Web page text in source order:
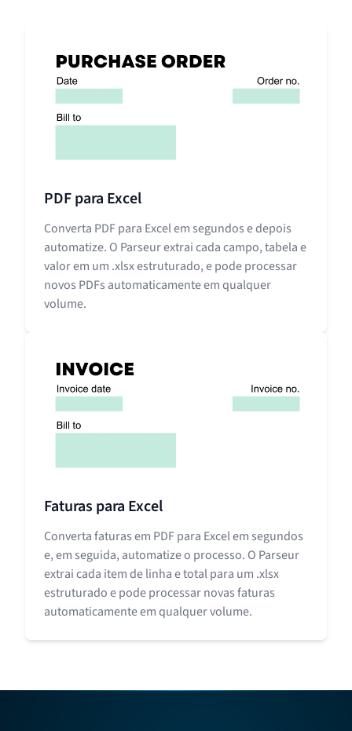
PDF para Excel
Converta PDF para Excel em segundos e depois
automatize. O Parseur extrai cada campo, tabela e
valor em um .xlsx estruturado, e pode processar
novos PDFs automaticamente em qualquer
volume.
Faturas para Excel
Converta faturas em PDF para Excel em segundos
e, em seguida, automatize o processo. O Parseur
extrai cada item de linha e total para um .xlsx
estruturado e pode processar novas faturas
automaticamente em qualquer volume.